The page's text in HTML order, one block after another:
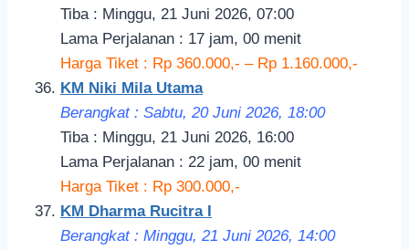
Tiba : Minggu, 21 Juni 2026, 07:00
Lama Perjalanan : 17 jam, 00 menit
Harga Tiket : Rp 360.000,- – Rp 1.160.000,-
KM Niki Mila Utama
Berangkat : Sabtu, 20 Juni 2026, 18:00
Tiba : Minggu, 21 Juni 2026, 16:00
Lama Perjalanan : 22 jam, 00 menit
Harga Tiket : Rp 300.000,-
KM Dharma Rucitra I
Berangkat : Minggu, 21 Juni 2026, 14:00